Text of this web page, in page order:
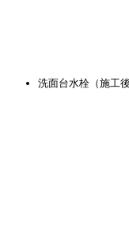
洗面台水栓（施工後